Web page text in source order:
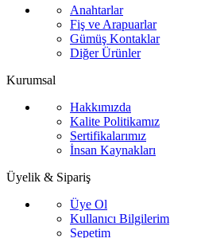
Anahtarlar
Fiş ve Arapuarlar
Gümüş Kontaklar
Diğer Ürünler
Kurumsal
Hakkımızda
Kalite Politikamız
Sertifikalarımız
İnsan Kaynakları
Üyelik & Sipariş
Üye Ol
Kullanıcı Bilgilerim
Sepetim